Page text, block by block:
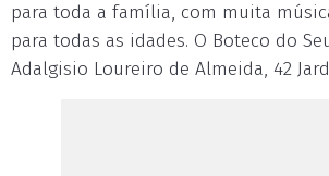
para toda a família, com muita
para todas as idades. O Boteco do
Adalgisio Loureiro de Almeida, 42